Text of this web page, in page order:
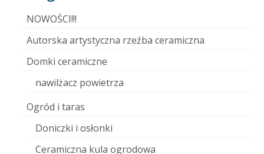
NOWOŚCI!!!
Autorska artystyczna rzeźba ceramiczna
Domki ceramiczne
nawilżacz powietrza
Ogród i taras
Doniczki i osłonki
Ceramiczna kula ogrodowa